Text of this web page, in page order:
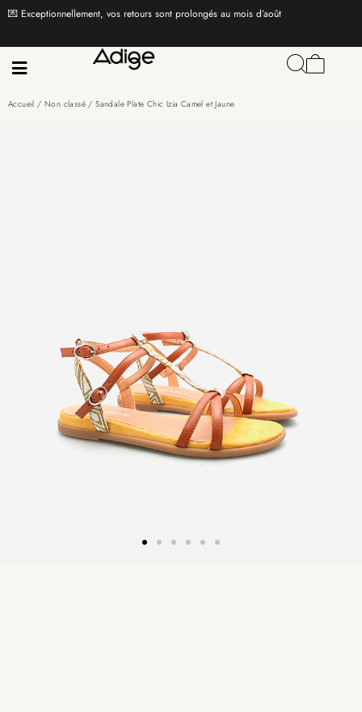
💌 Exceptionnellement, vos retours sont prolongés au mois d’août
Accueil /Non classé / Sandale Plate Chic Izia Camel et Jaune